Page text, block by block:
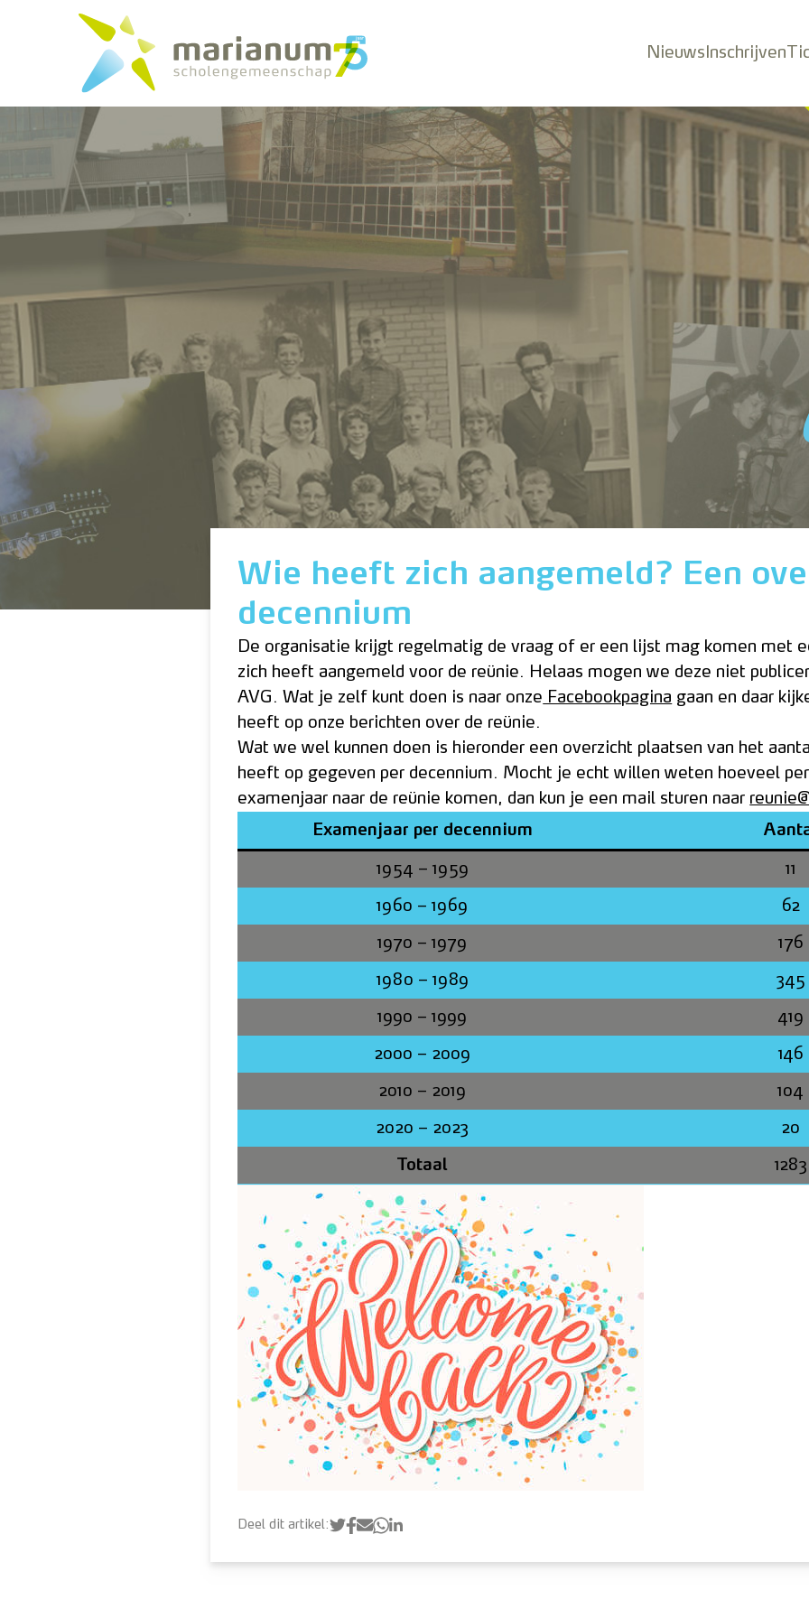
NieuwsInschrijven
Wie heeft zich aangemeld? Een
decennium
De organisatie krijgt regelmatig de vraag of er een lijst mag komen met
zich heeft aangemeld voor de reünie. Helaas mogen we deze niet
AVG. Wat je zelf kunt doen is naar onzeFacebookpaginagaan en daar
heeft op onze berichten over de reünie.
Wat we wel kunnen doen is hieronder een overzicht plaatsen van het
heeft op gegeven per decennium. Mocht je echt willen weten hoeveel
examenjaar naar de reünie komen, dan kun je een mail sturen naar
Examenjaar per decennium
1954 – 1959
11
1960 – 1969
62
1970 – 1979
176
1980 – 1989
345
1990 – 1999
419
2000 – 2009
146
2010 – 2019
104
2020 – 2023
20
Totaal
1283
Deel dit artikel: